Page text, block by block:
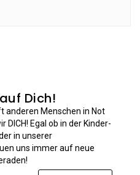
Dich!
anderen Menschen in Not
DICH! Egal ob in der Kinder-
in unserer
uns immer auf neue